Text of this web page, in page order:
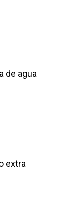
de agua
extra